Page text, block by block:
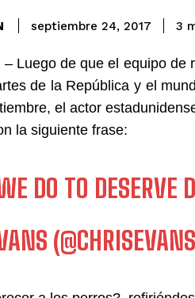
septiembre 24, 2017 3
Luego de que el equipo
de la República y el
el actor
la siguiente frase:
DO TO DESERVE